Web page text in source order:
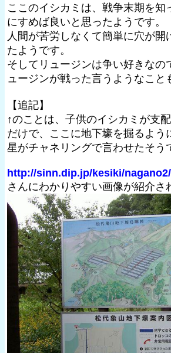
ここのイシカミは、戦争末期を知
にすめば良いと思ったようです。
人間が苦労しなくて簡単に穴が開
たようです。
そしてリュージンは争い好きなの
ュージンが戦った言うようなこと
【追記】
↑のことは、子供のイシカミが支
だけで、ここに地下壕を掘るよう
星がチャネリングで言わせたそう
http://sinn.dip.jp/kesiki/
さんにわかりやすい画像が紹介さ